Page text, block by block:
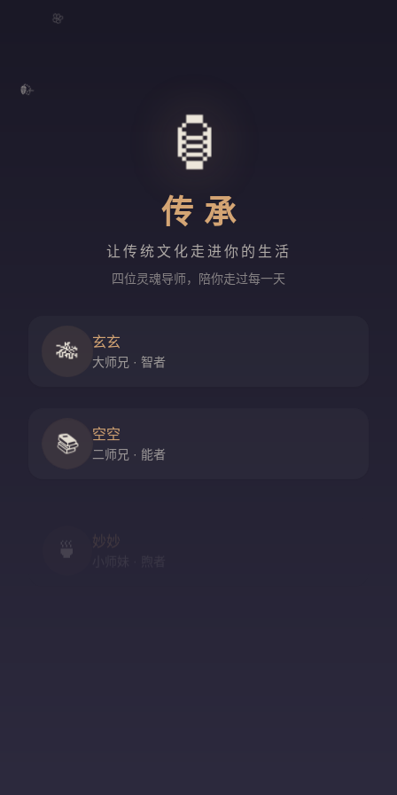
🍃
🌸
🏮
传承
让传统文化走进你的生活
四位灵魂导师，陪你走过每一天
🎋 玄玄
大师兄 · 智者
📚 空空
二师兄 · 能者
🍵 妙妙